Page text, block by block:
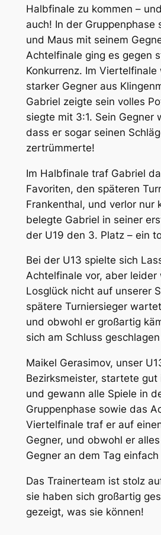
Halbfinale zu kommen –
auch! In der Gruppenphase
und Maus mit seinem
Achtelfinale ging es gegen
Konkurrenz. Im
starker Gegner aus
Gabriel zeigte sein volles
siegte mit 3:1. Sein Gegner
dass er sogar seinen
zertrümmerte!
Im Halbfinale traf Gabriel
Favoriten, den späteren
Frankenthal, und verlor nur
belegte Gabriel in seiner
der U19 den 3. Platz – ein
Bei der U13 spielte sich
Achtelfinale vor, aber leider
Losglück nicht auf unserer
spätere Turniersieger
und obwohl er großartig
sich am Schluss
Maikel Gerasimov, unser
Bezirksmeister, startete gut
und gewann alle Spiele in
Gruppenphase sowie das
Viertelfinale traf er auf
Gegner, und obwohl er
Gegner an dem Tag
Das Trainerteam ist stolz
sie haben sich großartig
gezeigt, was sie können!